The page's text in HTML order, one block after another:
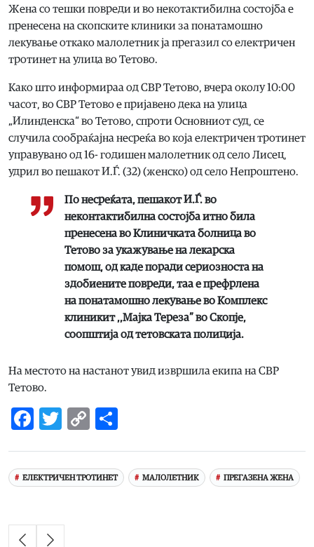
Жена со тешки повреди и во некотактибилна состојба е
пренесена на скопските клиники за понатамошно
лекување откако малолетник ја прегазил со електричен
тротинет на улица во Тетово.
Како што информираа од СВР Тетово, вчера околу 10:00
часот, во СВР Тетово е пријавено дека на улица
„Илинденска“ во Тетово, спроти Основниот суд, се
случила сообраќајна несреќа во која електричен тротинет
управувано од 16- годишен малолетник од село Лисец,
удрил во пешакот И.Ѓ. (32) (женско) од село Непроштено.
По несреќата, пешакот И.Ѓ. во
неконтактибилна состојба итно била
пренесена во Клиничката болница во
Тетово за укажување на лекарска
помош, од каде поради сериозноста на
здобиените повреди, таа е префрлена
на понатамошно лекување во Комплекс
клиникит ,,Мајка Тереза” во Скопје,
соопштија од тетовската полиција.
На местото на настанот увид извршила екипа на СВР
Тетово.
Facebook
Twitter
Copy
ЕЛЕКТРИЧЕН ТРОТИНЕТ МАЛОЛЕТНИК ПРЕГАЗЕНА ЖЕНА